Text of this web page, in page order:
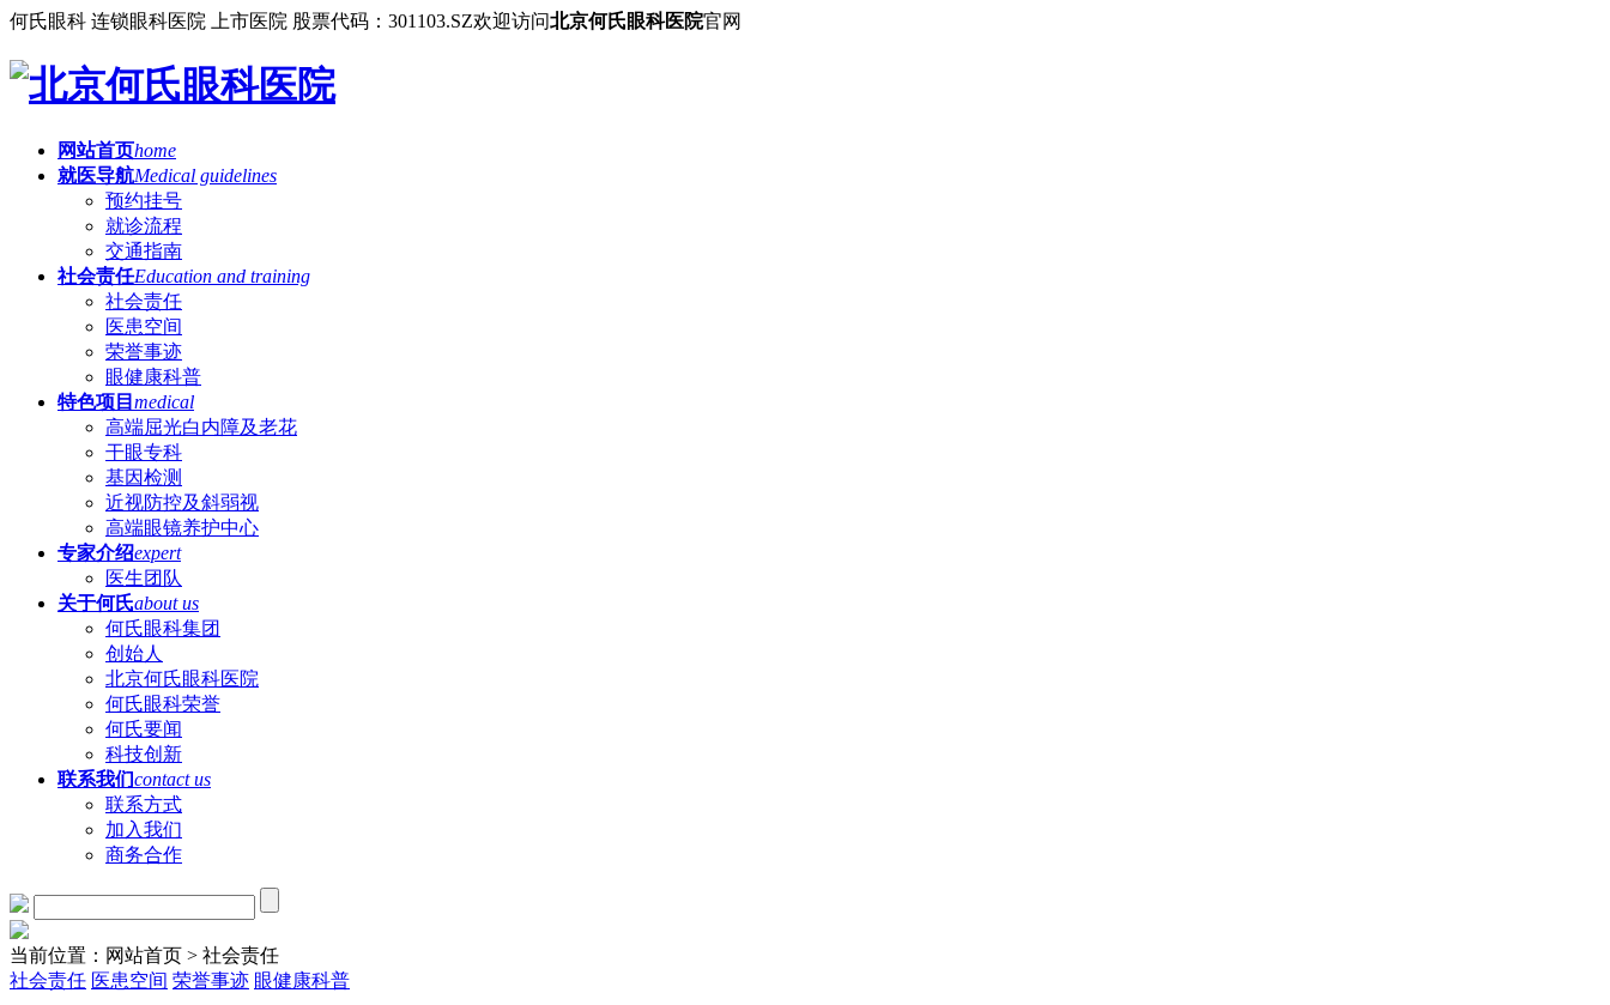
何氏眼科 连锁眼科医院 上市医院 股票代码：301103.SZ欢迎访问北京何氏眼科医院官网
网站首页home
就医导航Medical guidelines
预约挂号
就诊流程
交通指南
社会责任Education and training
社会责任
医患空间
荣誉事迹
眼健康科普
特色项目 medical
高端屈光白内障及老花
干眼专科
基因检测
近视防控及斜弱视
高端眼镜养护中心
专家介绍expert
医生团队
关于何氏about us
何氏眼科集团
创始人
北京何氏眼科医院
何氏眼科荣誉
何氏要闻
科技创新
联系我们contact us
联系方式
加入我们
商务合作
当前位置：网站首页 > 社会责任
社会责任 医患空间 荣誉事迹 眼健康科普